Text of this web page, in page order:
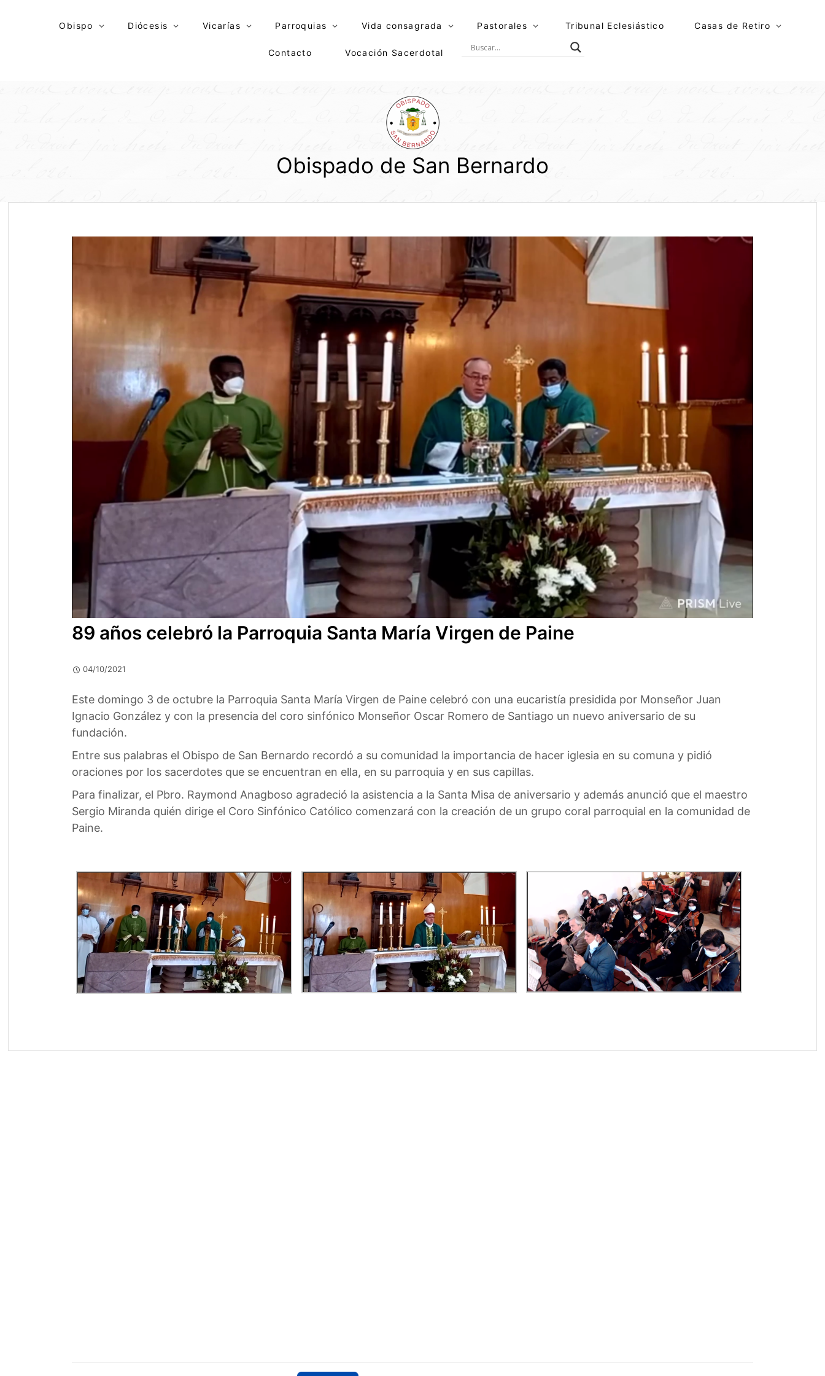
Obispo Diócesis Vicarías Parroquias Vida consagrada Pastorales Tribunal Eclesiástico Casas de Retiro
Contacto Vocación Sacerdotal
Obispado de San Bernardo
89 años celebró la Parroquia Santa María Virgen de Paine
04/10/2021
Este domingo 3 de octubre la Parroquia Santa María Virgen de Paine celebró con una eucaristía presidida por Monseñor Juan
Ignacio González y con la presencia del coro sinfónico Monseñor Oscar Romero de Santiago un nuevo aniversario de su
fundación.
Entre sus palabras el Obispo de San Bernardo recordó a su comunidad la importancia de hacer iglesia en su comuna y pidió
oraciones por los sacerdotes que se encuentran en ella, en su parroquia y en sus capillas.
Para finalizar, el Pbro. Raymond Anagboso agradeció la asistencia a la Santa Misa de aniversario y además anunció que el maestro
Sergio Miranda quién dirige el Coro Sinfónico Católico comenzará con la creación de un grupo coral parroquial en la comunidad de
Paine.